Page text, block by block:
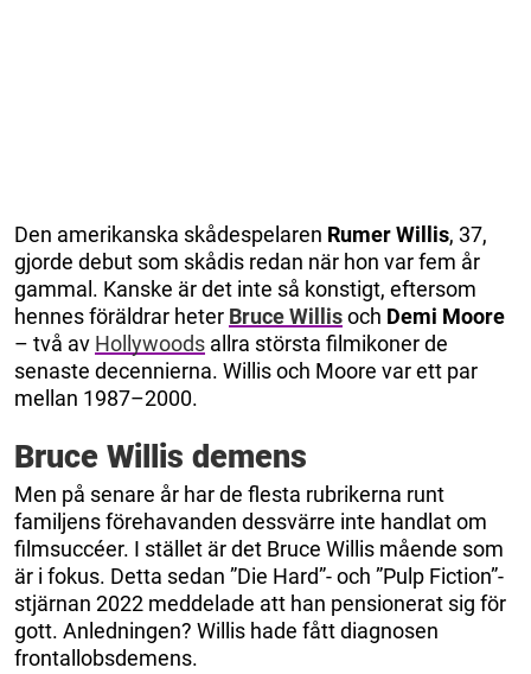
Den amerikanska skådespelaren Rumer Willis, 37,
gjorde debut som skådis redan när hon var fem år
gammal. Kanske är det inte så konstigt, eftersom
hennes föräldrar heter Bruce Willisoch Demi Moore
– två av Hollywoods allra största filmikoner de
senaste decennierna. Willis och Moore var ett par
mellan 1987–2000.
Bruce Willis demens
Men på senare år har de flesta rubrikerna runt
familjens förehavanden dessvärre inte handlat om
filmsuccéer. I stället är det Bruce Willis mående som
är i fokus. Detta sedan ”Die Hard”- och ”Pulp Fiction”-
stjärnan 2022 meddelade att han pensionerat sig för
gott. Anledningen? Willis hade fått diagnosen
frontallobsdemens.